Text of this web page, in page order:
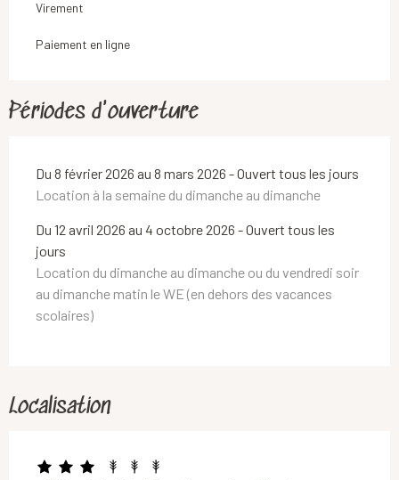
Virement
Paiement en ligne
Périodes d'ouverture
Du 8 février 2026 au 8 mars 2026 - Ouvert tous les jours
Location à la semaine du dimanche au dimanche
Du 12 avril 2026 au 4 octobre 2026 - Ouvert tous les
jours
Location du dimanche au dimanche ou du vendredi soir
au dimanche matin le WE (en dehors des vacances
scolaires)
Localisation